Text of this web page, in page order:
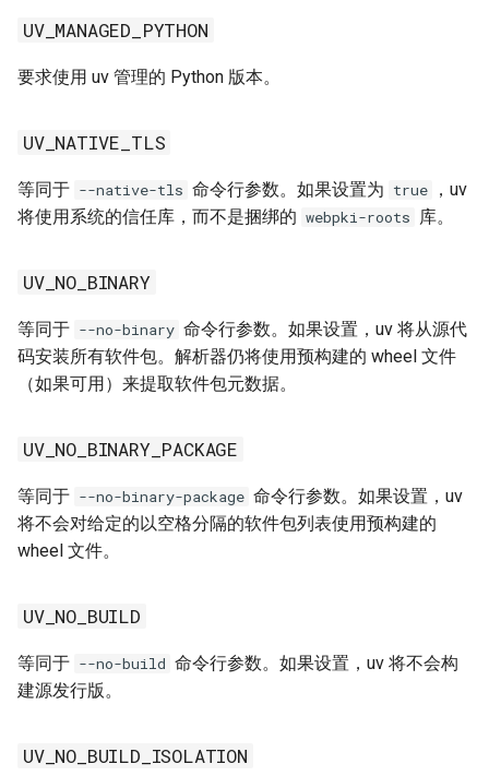
JPY_SESSION_NAME
KSH_VERSION
MACOSX_DEPLOYMENT_TARGET
NETRC
PAGER
PWD
UV_MANAGED_PYTHON
要求使用 uv 管理的 Python 版本。
UV_NATIVE_TLS
等同于 --native-tls 命令行参数。如果设置为 true
，uv
将使用系统的信任库，而不是捆绑的 webpki-roots 库。
UV_NO_BINARY
等同于 --no-binary 命令行参数。如果设置，uv 将从源代
码安装所有软件包。解析器仍将使用预构建的 wheel 文件
（如果可用）来提取软件包元数据。
UV_NO_BINARY_PACKAGE
等同于 --no-binary-package 命令行参数。如果设置，uv
将不会对给定的以空格分隔的软件包列表使用预构建的
wheel 文件。
UV_NO_BUILD
等同于 --no-build 命令行参数。如果设置，uv 将不会构
建源发行版。
UV_NO_BUILD_ISOLATION